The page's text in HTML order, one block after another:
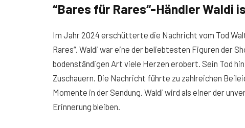
“Bares für Rares“-Händler Waldi
Im Jahr 2024 erschütterte die Nachricht vom Tod
Rares“. Waldi war eine der beliebtesten Figuren der
bodenständigen Art viele Herzen erobert. Sein Tod
Zuschauern. Die Nachricht führte zu zahlreichen
Momente in der Sendung. Waldi wird als einer der
Erinnerung bleiben.